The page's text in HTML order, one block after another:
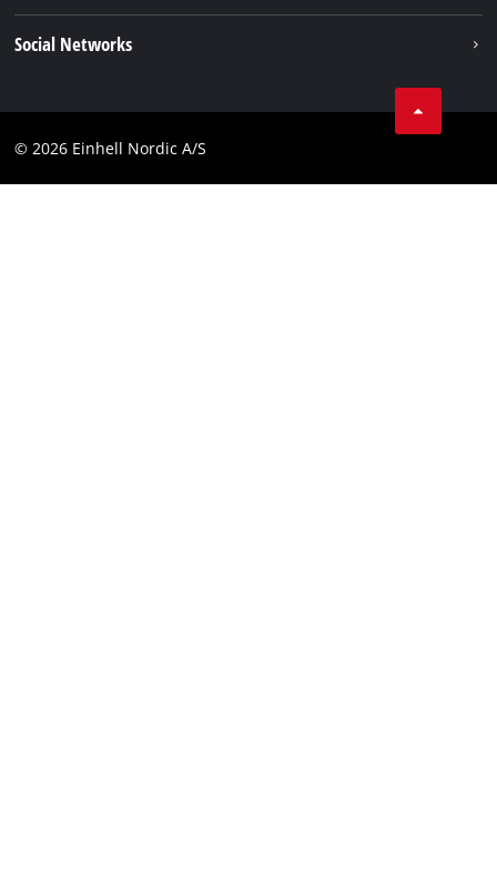
Compliance
Social Networks
© 2026 Einhell Nordic A/S